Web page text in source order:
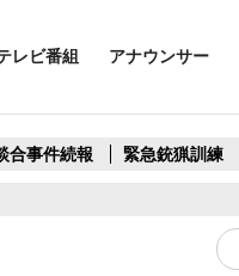
レビ番組 アナウンサー
合事件続報 緊急銃猟訓練